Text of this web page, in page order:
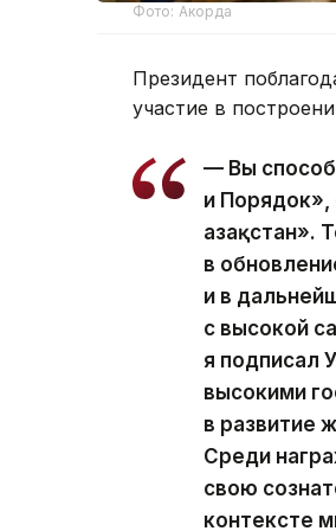
Фото: Акорда
Президент
участие в
— Вы
и Порядок»,
в
и в
с высокой
я подписал
высокими
в развитие
Среди
свою
контексте